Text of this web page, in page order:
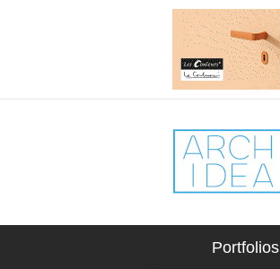
Portfolios